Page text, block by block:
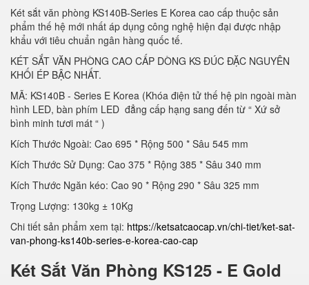
Két sắt văn phòng KS140B-Series E Korea cao cấp thuộc sản
phẩm thế hệ mới nhất áp dụng công nghệ hiện đại được nhập
khẩu với tiêu chuẩn ngân hàng quốc tế.
KÉT SẮT VĂN PHÒNG CAO CẤP DÒNG KS ĐÚC ĐẶC NGUYÊN
KHỐI ÉP BẬC NHẤT.
MÃ: KS140B - Series E Korea (Khóa điện tử thế hệ pin ngoài màn
hình LED, bàn phím LED đẳng cấp hạng sang đến từ “ Xứ sở
bình minh tươi mát “ )
Kích Thước Ngoài: Cao 695 * Rộng 500 * Sâu 545 mm
Kích Thước Sử Dụng: Cao 375 * Rộng 385 * Sâu 340 mm
Kích Thước Ngăn kéo: Cao 90 * Rộng 290 * Sâu 325 mm
Trọng Lượng: 130kg ± 10Kg
Chi tiết sản phẩm xem tại: https://ketsatcaocap.vn/chi-tiet/ket-sat-
van-phong-ks140b-series-e-korea-cao-cap
Két Sắt Văn Phòng KS125 - E Gold